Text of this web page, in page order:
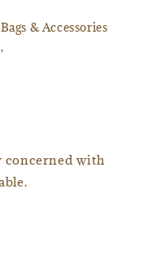
& Accessories
concerned with